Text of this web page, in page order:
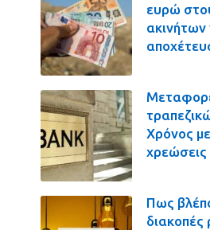
ευρώ
ακινήτων
Χρόνος
Πως
διακοπές